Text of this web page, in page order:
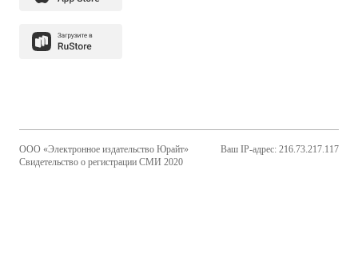
ООО «Электронное издательство Юрайт»
Свидетельство о регистрации СМИ 2020
Ваш IP-адрес: 216.73.217.117